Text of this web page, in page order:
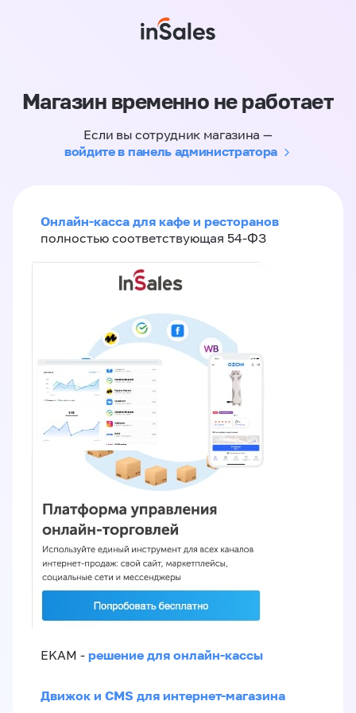
Магазин временно не работает
Если вы сотрудник магазина —
войдите в панель администратора
Онлайн-касса для кафе и ресторанов
полностью соответствующая 54-ФЗ
EKAM - решение для онлайн-кассы
Движок и CMS для интернет-магазина